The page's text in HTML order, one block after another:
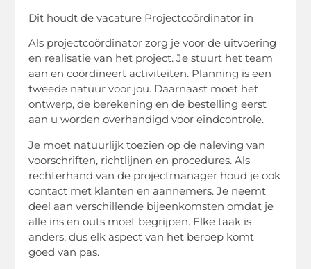
Dit houdt de vacature Projectcoördinator in
Als projectcoördinator zorg je voor de uitvoering
en realisatie van het project. Je stuurt het team
aan en coördineert activiteiten. Planning is een
tweede natuur voor jou. Daarnaast moet het
ontwerp, de berekening en de bestelling eerst
aan u worden overhandigd voor eindcontrole.
Je moet natuurlijk toezien op de naleving van
voorschriften, richtlijnen en procedures. Als
rechterhand van de projectmanager houd je ook
contact met klanten en aannemers. Je neemt
deel aan verschillende bijeenkomsten omdat je
alle ins en outs moet begrijpen. Elke taak is
anders, dus elk aspect van het beroep komt
goed van pas.